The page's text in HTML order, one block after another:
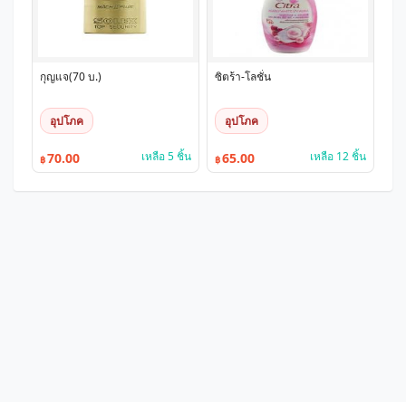
กุญแจ(70 บ.)
อุปโภค
฿70.00 เหลือ 5 ชิ้น
ซิตร้า-โลชั่น
อุปโภค
฿65.00 เหลือ 12 ชิ้น